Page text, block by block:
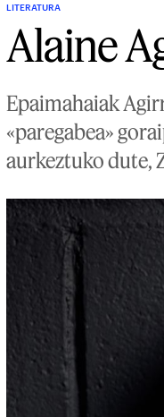
LITERATURA
Alaine
Epaimahaiak
«paregabea»
aurkeztuko dute,